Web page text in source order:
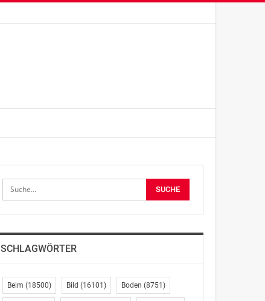
SCHLAGWÖRTER
Beim (18500) Bild (16101) Boden (8751)